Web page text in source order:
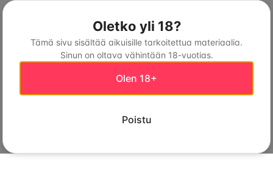
Oletko yli 18?
Tämä sivu sisältää aikuisille tarkoitettua materiaalia.
Sinun on oltava vähintään 18-vuotias.
Olen 18+
Poistu